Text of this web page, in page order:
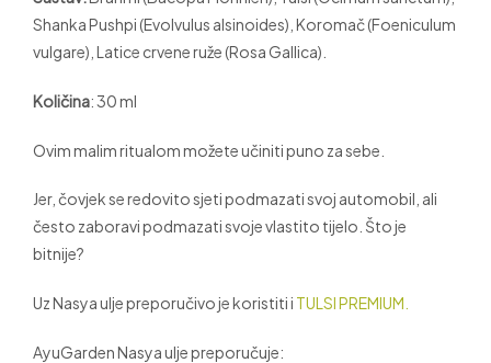
Shanka Pushpi (Evolvulus alsinoides), Koromač (Foeniculum
vulgare), Latice crvene ruže (Rosa Gallica).
Količina: 30 ml
Ovim malim ritualom možete učiniti puno za sebe.
Jer, čovjek se redovito sjeti podmazati svoj automobil, ali
često zaboravi podmazati svoje vlastito tijelo. Što je
bitnije?
Uz Nasya ulje preporučivo je koristiti i TULSI PREMIUM.
AyuGarden Nasya ulje preporučuje: